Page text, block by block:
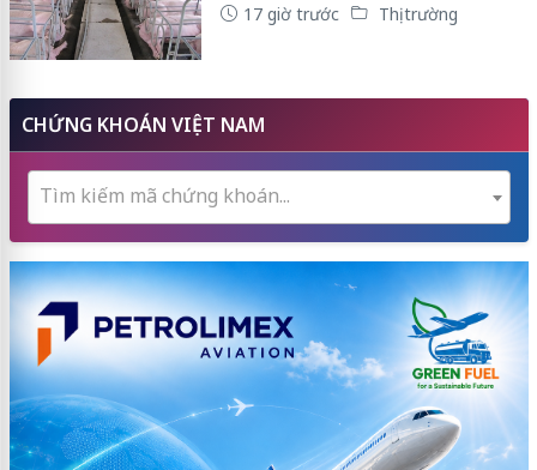
17 giờ trước Thị trường
CHỨNG KHOÁN VIỆT NAM
Tìm kiếm mã chứng khoán...